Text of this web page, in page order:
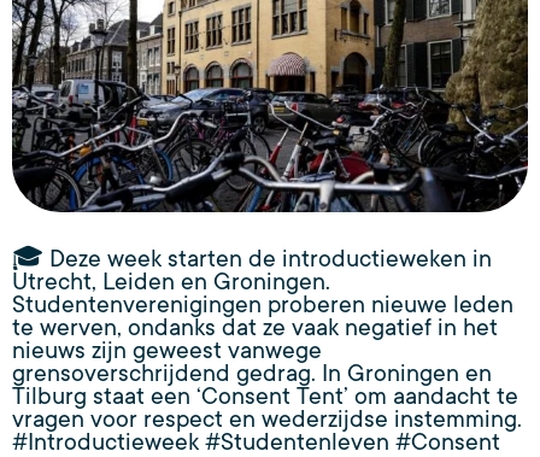
🎓 Deze week starten de introductieweken in
Utrecht, Leiden en Groningen.
Studentenverenigingen proberen nieuwe leden
te werven, ondanks dat ze vaak negatief in het
nieuws zijn geweest vanwege
grensoverschrijdend gedrag. In Groningen en
Tilburg staat een ‘Consent Tent’ om aandacht te
vragen voor respect en wederzijdse instemming.
#Introductieweek #Studentenleven #Consent